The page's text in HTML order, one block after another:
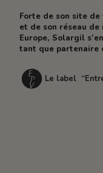
Forte de son site
et de son réseau de
Europe, Solargil
tant que partenaire
Le label